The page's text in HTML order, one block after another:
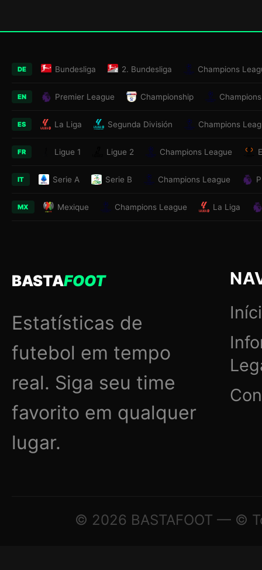
DE Bundesliga 2. Bundesliga Champions
EN Premier League Championship
ES La Liga Segunda División Champions
FR Ligue 1 Ligue 2 Champions League
IT Serie A Serie B Champions League
MX Mexique Champions League La Liga
BASTAFOOT
Estatísticas de
futebol em tempo
real. Siga seu time
favorito em qualquer
lugar.
© 2026 BASTAFOOT — ©